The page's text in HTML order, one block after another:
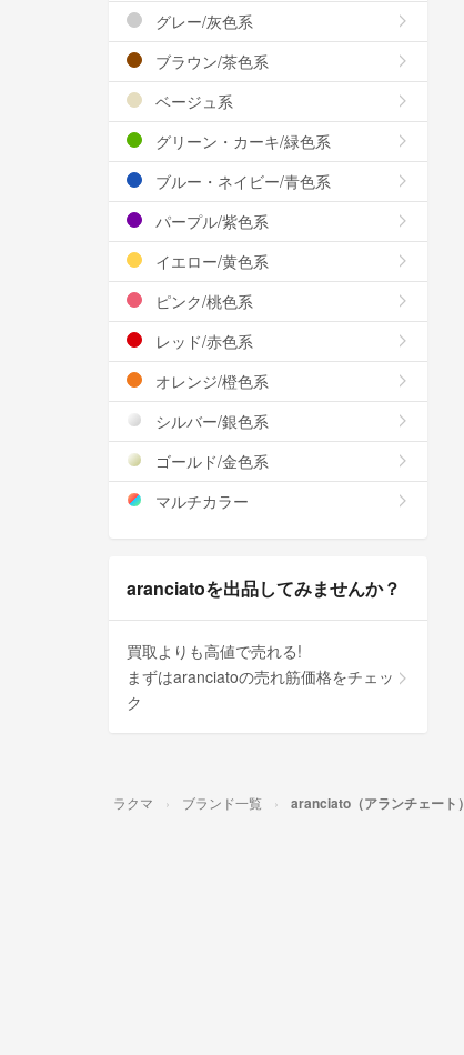
グレー/灰色系
ブラウン/茶色系
ベージュ系
グリーン・カーキ/緑色系
ブルー・ネイビー/青色系
パープル/紫色系
イエロー/黄色系
ピンク/桃色系
レッド/赤色系
オレンジ/橙色系
シルバー/銀色系
ゴールド/金色系
マルチカラー
aranciatoを出品してみませんか？
買取よりも高値で売れる!
まずはaranciatoの売れ筋価格をチェッ
ク
ラクマ ブランド一覧 aranciato（アランチェート）